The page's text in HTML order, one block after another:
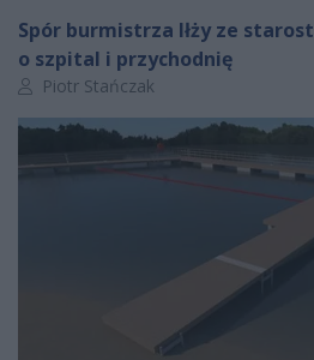
Spór burmistrza Iłży ze
o szpital i przychodnię
Autor artykułu:
Piotr Stańczak